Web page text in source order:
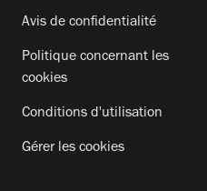
Avis de confidentialité
Politique concernant les
cookies
Conditions d'utilisation
Gérer les cookies